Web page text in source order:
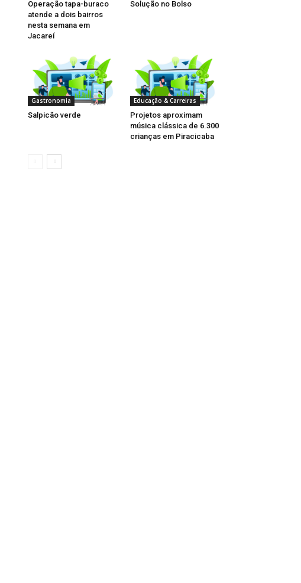
Operação tapa-buraco
atende a dois bairros
nesta semana em
Jacareí
Solução no Bolso
Gastronomia
Salpicão verde
Educação & Carreiras
Projetos aproximam
música clássica de 6.300
crianças em Piracicaba